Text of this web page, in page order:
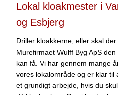
Lokal kloakmester i
og Esbjerg
​Driller kloakkerne, eller skal
Murefirmaet Wulff Byg ApS
kan få. Vi har gennem mange
vores lokalområde og er klar til
et grundigt arbejde, hvis du